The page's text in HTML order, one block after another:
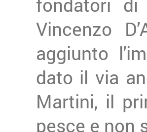
fondatori di
Vincenzo
aggiunto
dato il via
Martini, il
pesce e non